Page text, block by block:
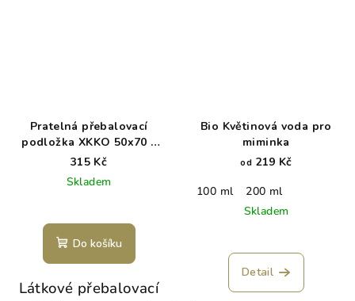
Pratelná přebalovací
podložka XKKO 50x70 -
Red Poppies
315 Kč
Skladem
Do košíku
Látkové přebalovací
Bio Květinová voda pro
miminka
od 219 Kč
100 ml
200 ml
Skladem
Detail